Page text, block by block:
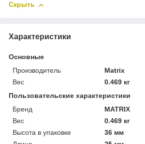
Скрыть
Характеристики
Основные
Производитель
Matrix
Вес
0.469 кг
Пользовательские характеристики
Бренд
MATRIX
Вес
0.469 кг
Высота в упаковке
36 мм